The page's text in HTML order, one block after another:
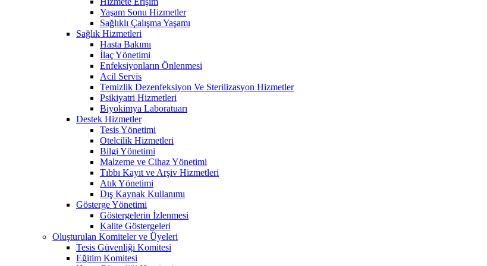
Yaşam Sonu Hizmetler
Sağlıklı Çalışma Yaşamı
Sağlık Hizmetleri
Hasta Bakımı
İlaç Yönetimi
Enfeksiyonların Önlenmesi
Acil Servis
Temizlik Dezenfeksiyon Ve Sterilizasyon Hizmetler
Psikiyatri Hizmetleri
Biyokimya Laboratuarı
Destek Hizmetler
Tesis Yönetimi
Otelcilik Hizmetleri
Bilgi Yönetimi
Malzeme ve Cihaz Yönetimi
Tıbbı Kayıt ve Arşiv Hizmetleri
Atık Yönetimi
Dış Kaynak Kullanımı
Gösterge Yönetimi
Göstergelerin İzlenmesi
Kalite Göstergeleri
Oluşturulan Komiteler ve Üyeleri
Tesis Güvenliği Komitesi
Eğitim Komitesi